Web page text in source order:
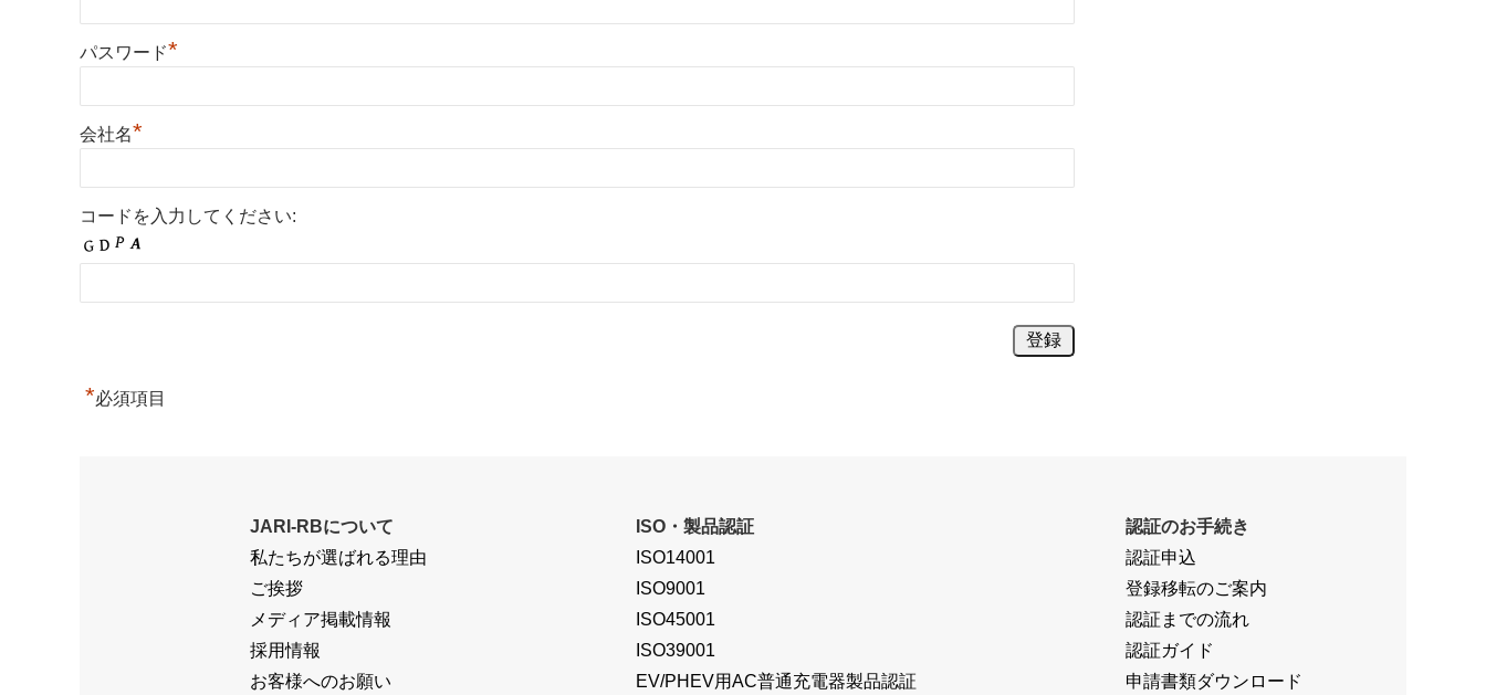
パスワード*
会社名*
コードを入力してください:
*必須項目
JARI-RBについて
私たちが選ばれる理由
ご挨拶
メディア掲載情報
採用情報
お客様へのお願い
ISO・製品認証
ISO14001
ISO9001
ISO45001
ISO39001
EV/PHEV用AC普通充電器製品認証
認証のお手続き
認証申込
登録移転のご案内
認証までの流れ
認証ガイド
申請書類ダウンロード